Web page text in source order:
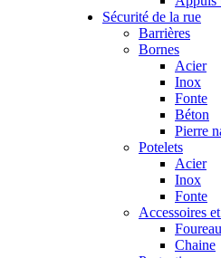
Sécurité de la rue
Barrières
Bornes
Acier
Inox
Fonte
Béton
Pierre
Potelets
Acier
Inox
Fonte
Accessoires
Foureau
Chaine